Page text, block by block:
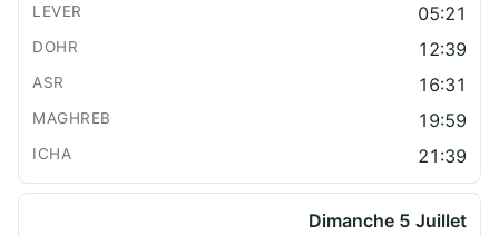
05:21
12:39
16:31
19:59
21:39
Dimanche 5 Juillet